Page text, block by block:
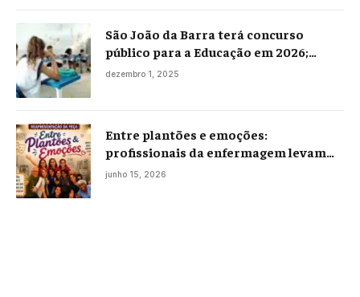
São João da Barra terá concurso
público para a Educação em 2026;
projeto já está na Câmara
dezembro 1, 2025
Entre plantões e emoções:
profissionais da enfermagem levam
histórias reais ao palco em Campos
junho 15, 2026